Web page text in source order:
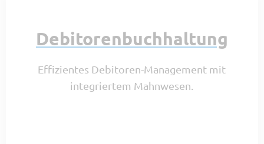
Debitorenbuchhaltung
Effizientes Debitoren-Management mit
integriertem Mahnwesen.